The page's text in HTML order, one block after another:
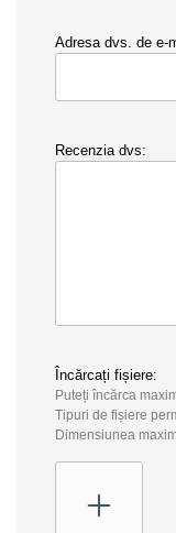
Adresa dvs. de e-
Recenzia dvs:
Încărcați fișiere:
Puteți încărca
Tipuri de fișiere
Dimensiunea